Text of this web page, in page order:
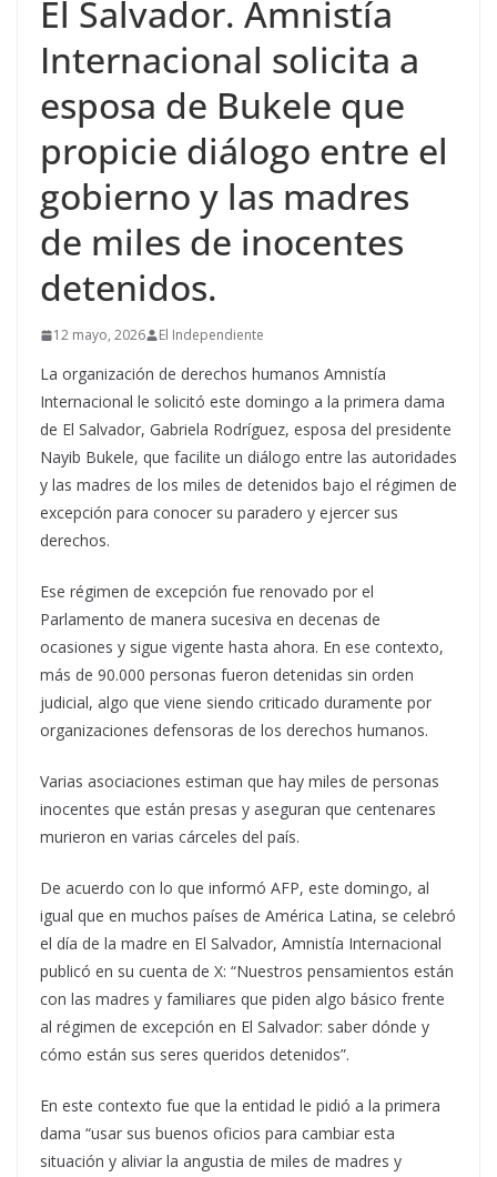
El Salvador. Amnistía
Internacional solicita a
esposa de Bukele que
propicie diálogo entre el
gobierno y las madres
de miles de inocentes
detenidos.
12 mayo, 2026 El Independiente
La organización de derechos humanos Amnistía
Internacional le solicitó este domingo a la primera dama
de El Salvador, Gabriela Rodríguez, esposa del presidente
Nayib Bukele, que facilite un diálogo entre las autoridades
y las madres de los miles de detenidos bajo el régimen de
excepción para conocer su paradero y ejercer sus
derechos.
Ese régimen de excepción fue renovado por el
Parlamento de manera sucesiva en decenas de
ocasiones y sigue vigente hasta ahora. En ese contexto,
más de 90.000 personas fueron detenidas sin orden
judicial, algo que viene siendo criticado duramente por
organizaciones defensoras de los derechos humanos.
Varias asociaciones estiman que hay miles de personas
inocentes que están presas y aseguran que centenares
murieron en varias cárceles del país.
De acuerdo con lo que informó AFP, este domingo, al
igual que en muchos países de América Latina, se celebró
el día de la madre en El Salvador, Amnistía Internacional
publicó en su cuenta de X: “Nuestros pensamientos están
con las madres y familiares que piden algo básico frente
al régimen de excepción en El Salvador: saber dónde y
cómo están sus seres queridos detenidos”.
En este contexto fue que la entidad le pidió a la primera
dama “usar sus buenos oficios para cambiar esta
situación y aliviar la angustia de miles de madres y